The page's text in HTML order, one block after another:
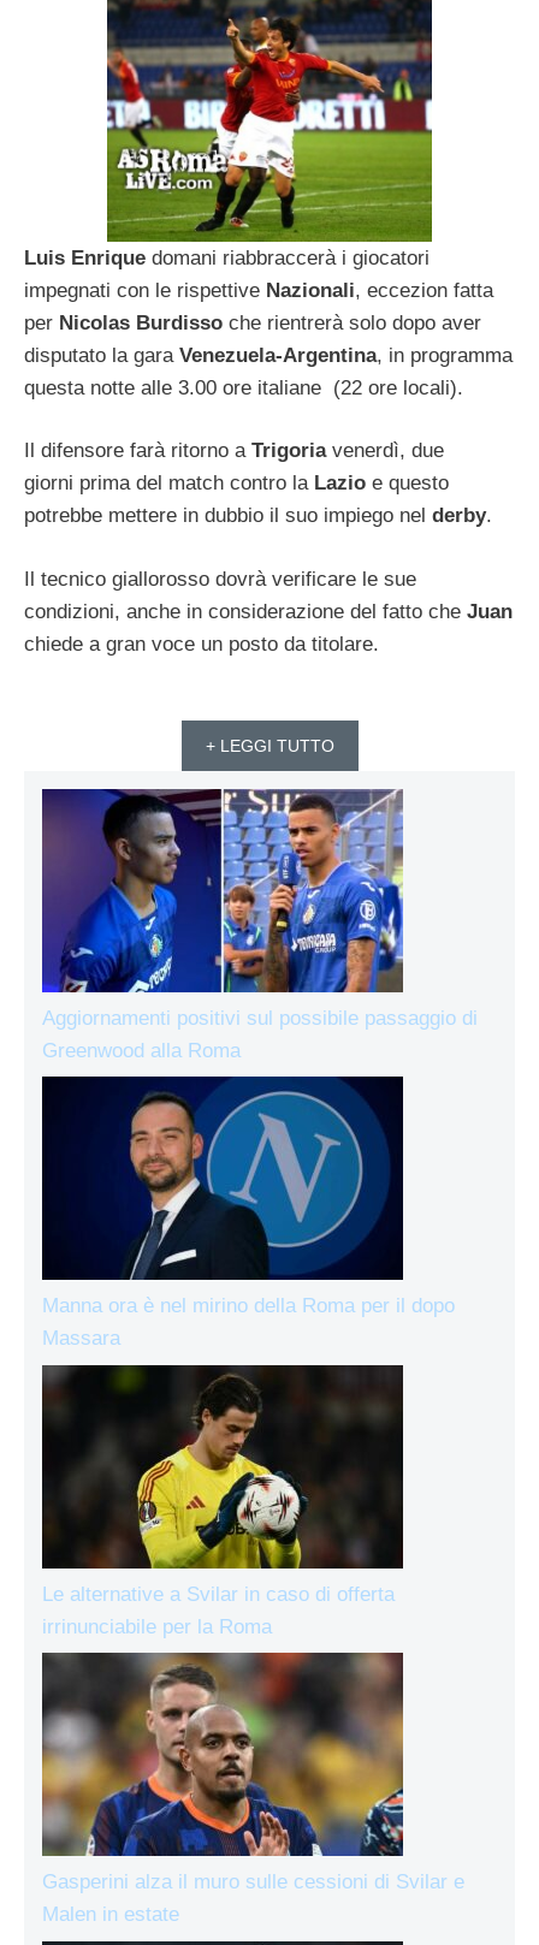
Luis Enrique domani riabbraccerà i giocatori
impegnati con le rispettive Nazionali, eccezion fatta
per Nicolas Burdisso che rientrerà solo dopo aver
disputato la gara Venezuela-Argentina, in programma
questa notte alle 3.00 ore italiane (22 ore locali).
Il difensore farà ritorno a Trigoria venerdì, due
giorni prima del match contro la Lazio e questo
potrebbe mettere in dubbio il suo impiego nel derby.
Il tecnico giallorosso dovrà verificare le sue
condizioni, anche in considerazione del fatto che Juan
chiede a gran voce un posto da titolare.
+ LEGGI TUTTO
Aggiornamenti positivi sul possibile passaggio di
Greenwood alla Roma
Manna ora è nel mirino della Roma per il dopo
Massara
Le alternative a Svilar in caso di offerta
irrinunciabile per la Roma
Gasperini alza il muro sulle cessioni di Svilar e
Malen in estate